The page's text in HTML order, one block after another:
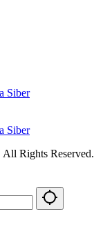
Siber
Siber
Rights Reserved.